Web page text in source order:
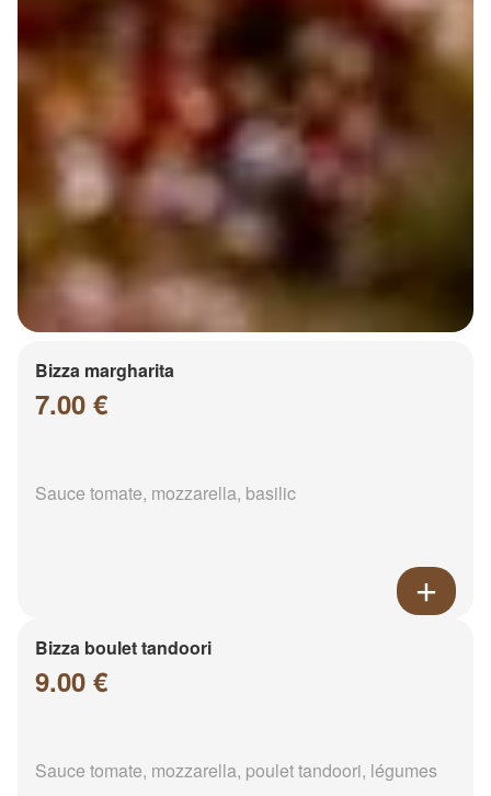
Bizza margharita
7.00 €
Sauce tomate, mozzarella, basilic
Bizza boulet tandoori
9.00 €
Sauce tomate, mozzarella, poulet tandoori, légumes